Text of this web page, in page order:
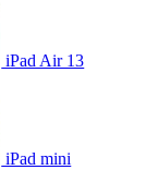
iPad Air 13
iPad mini